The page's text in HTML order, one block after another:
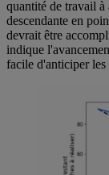
quantité de travail
descendante en
devrait être
indique
facile d'anticiper les